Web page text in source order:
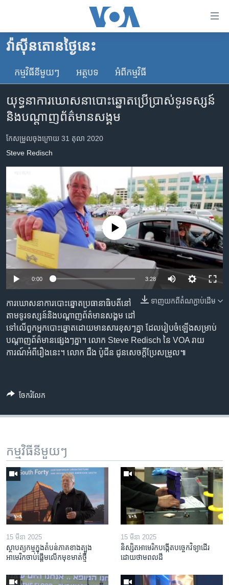
គេហទំព័រ​
ទាក់ទង
និង​
ចូល​
ទំព័រ​
ព័ត៌មាន​​
ម្តង
រំលង​
ចូល​
ទៅ​
រចនា
សម្ព័ន្ធ​
រំលង​
និង​
កាន់​
ទំព័រ​
ស្វែង​
រក
កម្ពុជា
អន្តរជាតិ
ចិន
ហេឡូវីអូអេ
កម្ពុជាច្នៃប្រតិដ្ឋ
ទូរទស្សន៍ / វីដេអូ​
វិទ្យុ / ផតខាសថ៍
កម្មវិធីទាំងអស់
Khmer English
បណ្តាញ​សង្គម
ភាសា
វ៉ាស៊ីនតោន​ថ្ងៃ​នេះ
កម្មវិធី​នីមួយៗ អត្ថបទ​ អំពី​កម្មវិធី​
យុទ្ធនាការ​ឃោសនា​បោះឆ្នោត​ប្រើប្រាស់​ទូរទស្សន៍
និង​បណ្តាញ​ព័ត៌មាន​សង្គម
កែសម្រួល​ចុង​ក្រោយ 31 តុលា 2020
Steve Redisch
No media source currently available
0:00 3:28
ទាញ​យក​ពី​តំណភ្ជាប់​ដើម
ការឃោសនា​ការបោះឆ្នោត​ប្រធានាធិបតី​នៅ​
តាម​ទូរទស្សន៍​និង​បណ្តាញ​ព័ត៌មាន​​សង្គម ដៅ​
ទៅ​លើ​ពួក​អ្នកបោះឆ្នោត​ដោយ​មាន​សារ​ខុសៗ​គ្នា ដែល​រៀបចំឡើង​សម្រាប់​
បណ្តាញ​ព័ត៌មាន​ផ្សេងៗគ្នា។ លោក Steve Redisch នៃ VOA រាយ
ការណ៍​អំពី​រឿង​នេះ។ លោក ជឹង ប៉ូជីន ជូនសេចក្តី​ប្រែសម្រួល៕
ចែករំលែក
កម្មវិធី​នីមួយៗ
15 មីនា 2025
ស្ថាបត្យកម្ម​ក្នុង​តំបន់​ភាគ​ខាង​ត្បូង​
អាមេរិក​ចាប់ផ្តើម​លើក​មុខមាត់​ថ្មី
15 មីនា 2025
និស្សិត​អាមេរិក​បង្កើត​បច្ចេកវិទ្យា​ដើរ​
ដោយ​ថាមពល​ដី